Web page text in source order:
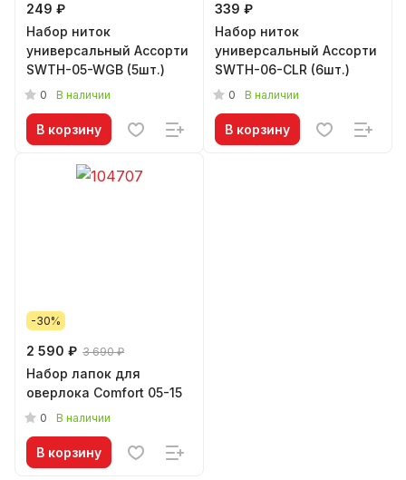
249 ₽
Набор ниток
универсальный Ассорти
SWTH-05-WGB (5шт.)
0 В наличии
В корзину
339 ₽
Набор ниток
универсальный Ассорти
SWTH-06-CLR (6шт.)
0 В наличии
В корзину
-30%
2 590 ₽ 3 690 ₽
Набор лапок для
оверлока Comfort 05-15
0 В наличии
В корзину